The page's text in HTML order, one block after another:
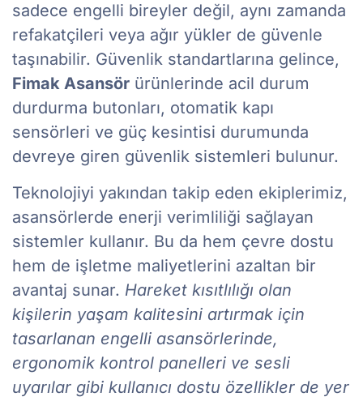
sadece engelli bireyler değil, aynı zamanda
refakatçileri veya ağır yükler de güvenle
taşınabilir. Güvenlik standartlarına gelince,
Fimak Asansör ürünlerinde acil durum
durdurma butonları, otomatik kapı
sensörleri ve güç kesintisi durumunda
devreye giren güvenlik sistemleri bulunur.
Teknolojiyi yakından takip eden ekiplerimiz,
asansörlerde enerji verimliliği sağlayan
sistemler kullanır. Bu da hem çevre dostu
hem de işletme maliyetlerini azaltan bir
avantaj sunar. Hareket kısıtlılığı olan
kişilerin yaşam kalitesini artırmak için
tasarlanan engelli asansörlerinde,
ergonomik kontrol panelleri ve sesli
uyarılar gibi kullanıcı dostu özellikler de yer